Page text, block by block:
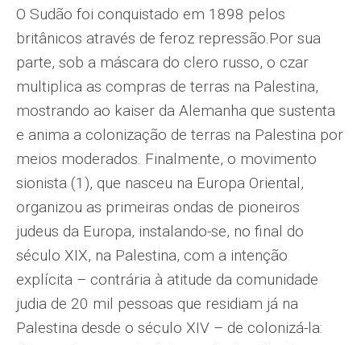
O Sudão foi conquistado em 1898 pelos
britânicos através de feroz repressão.Por sua
parte, sob a máscara do clero russo, o czar
multiplica as compras de terras na Palestina,
mostrando ao kaiser da Alemanha que sustenta
e anima a colonização de terras na Palestina por
meios moderados. Finalmente, o movimento
sionista (1), que nasceu na Europa Oriental,
organizou as primeiras ondas de pioneiros
judeus da Europa, instalando-se, no final do
século XIX, na Palestina, com a intenção
explícita – contrária à atitude da comunidade
judia de 20 mil pessoas que residiam já na
Palestina desde o século XIV – de colonizá-la: